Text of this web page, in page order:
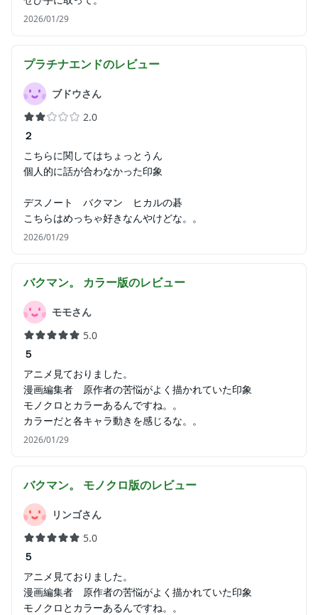
2026/01/29
プラチナエンドのレビュー
ブドウさん
2.0
２
こちらに関してはちょっとうん
個人的に話が合わなかった印象
デスノート バクマン ヒカルの碁
こちらはめっちゃ好きなんやけどな。。
2026/01/29
バクマン。 カラー版のレビュー
モモさん
5.0
５
アニメ見ておりました。
漫画編集者 原作者の苦悩がよく描かれていた印象
モノクロとカラーあるんですね。。
カラーだと各キャラ動きを感じるな。。
2026/01/29
バクマン。 モノクロ版のレビュー
リンゴさん
5.0
５
アニメ見ておりました。
漫画編集者 原作者の苦悩がよく描かれていた印象
モノクロとカラーあるんですね。。